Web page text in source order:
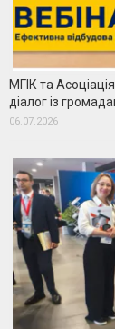
МГІК та
діалог із
06.07.2026